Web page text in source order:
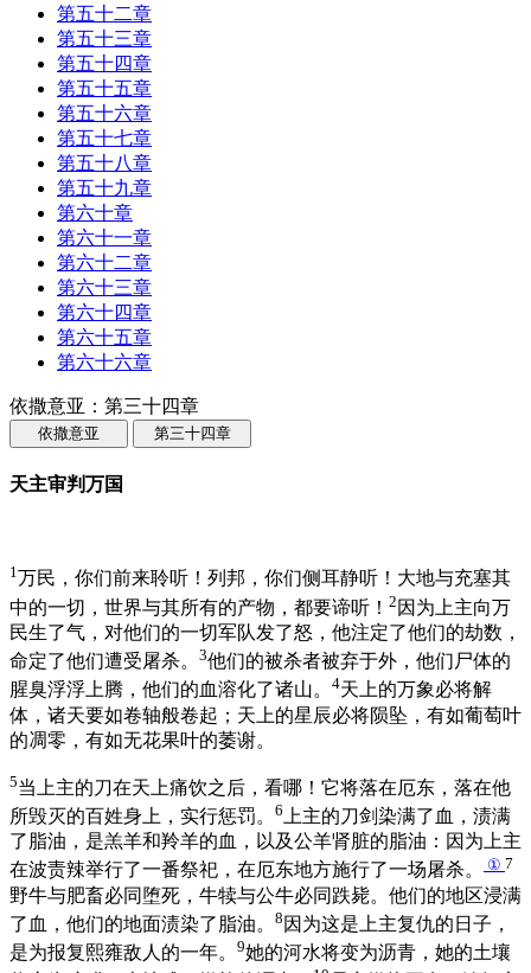
第五十二章
第五十三章
第五十四章
第五十五章
第五十六章
第五十七章
第五十八章
第五十九章
第六十章
第六十一章
第六十二章
第六十三章
第六十四章
第六十五章
第六十六章
依撒意亚：第三十四章
依撒意亚 第三十四章
天主审判万国
1 万民，你们前来聆听！列邦，你们侧耳静听！大地与充塞其
中的一切，世界与其所有的产物，都要谛听！ 2 因为上主向万
民生了气，对他们的一切军队发了怒，他注定了他们的劫数，
命定了他们遭受屠杀。 3他们的被杀者被弃于外，他们尸体的
腥臭浮浮上腾，他们的血溶化了诸山。 4天上的万象必将解
体，诸天要如卷轴般卷起；天上的星辰必将陨坠，有如葡萄叶
的凋零，有如无花果叶的萎谢。
5当上主的刀在天上痛饮之后，看哪！它将落在厄东，落在他
所毁灭的百姓身上，实行惩罚。 6上主的刀剑染满了血，渍满
了脂油，是羔羊和羚羊的血，以及公羊肾脏的脂油：因为上主
在波责辣举行了一番祭祀，在厄东地方施行了一场屠杀。
① 7
野牛与肥畜必同堕死，牛犊与公牛必同跌毙。他们的地区浸满
了血，他们的地面渍染了脂油。 8 因为这是上主复仇的日子，
是为报复熙雍敌人的一年。 9她的河水将变为沥青，她的土壤